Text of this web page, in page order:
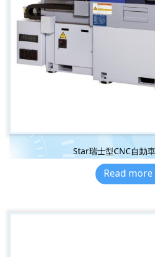
Star瑞士型CNC自動
Read more